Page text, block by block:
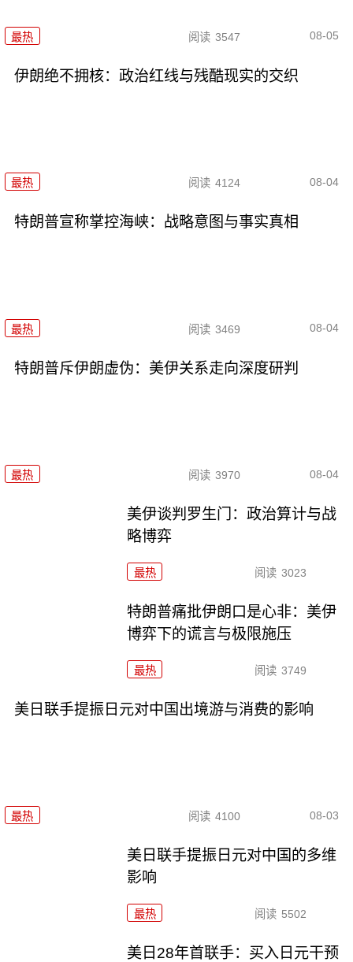
最热 阅读 3547 08-05
伊朗绝不拥核：政治红线与残酷现实的交织
最热 阅读 4124 08-04
特朗普宣称掌控海峡：战略意图与事实真相
最热 阅读 3469 08-04
特朗普斥伊朗虚伪：美伊关系走向深度研判
最热 阅读 3970 08-04
美伊谈判罗生门：政治算计与战
略博弈
最热 阅读 3023
特朗普痛批伊朗口是心非：美伊
博弈下的谎言与极限施压
最热 阅读 3749
美日联手提振日元对中国出境游与消费的影响
最热 阅读 4100 08-03
美日联手提振日元对中国的多维
影响
最热 阅读 5502
美日28年首联手：买入日元干预